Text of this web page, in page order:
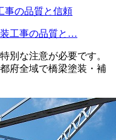
工事の品質と…
別な注意が必要です。
府全域で橋梁塗装・補